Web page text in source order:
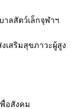
าลสัตว์เล็กจุฬาฯ
เสริมสุขภาวะผู้สูง
อสังคม